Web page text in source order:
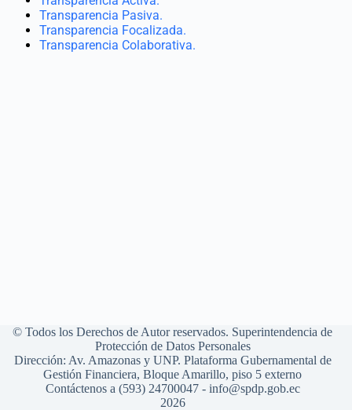
Transparencia Pasiva.
Transparencia Focalizada.
Transparencia Colaborativa.
© Todos los Derechos de Autor reservados. Superintendencia de
Protección de Datos Personales
Dirección: Av. Amazonas y UNP. Plataforma Gubernamental de
Gestión Financiera, Bloque Amarillo, piso 5 externo
Contáctenos a (593) 24700047 - info@spdp.gob.ec
2026